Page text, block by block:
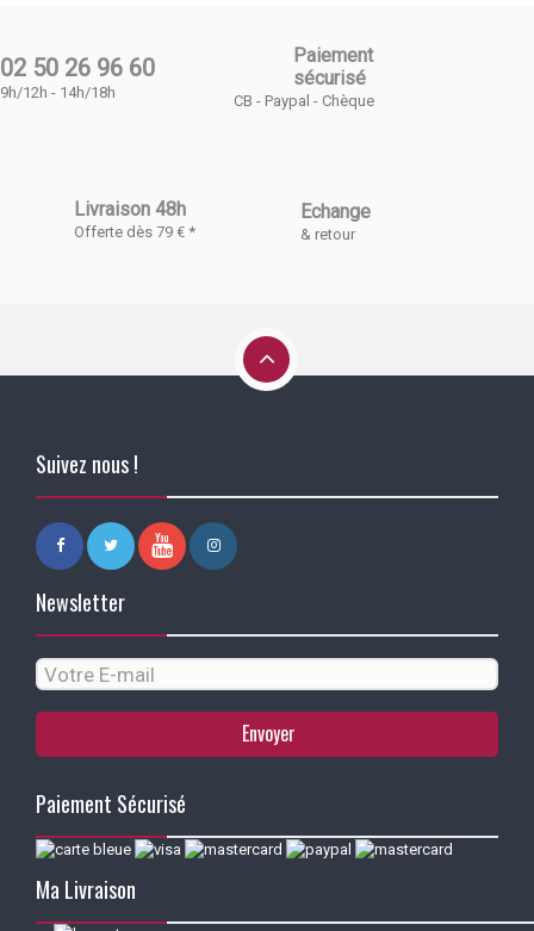
02 50 26 96 60
9h/12h - 14h/18h
Paiement
sécurisé
CB - Paypal - Chèque
Livraison 48h
Offerte dès 79 € *
Echange
& retour
Suivez nous !
Newsletter
Envoyer
Paiement Sécurisé
Ma Livraison